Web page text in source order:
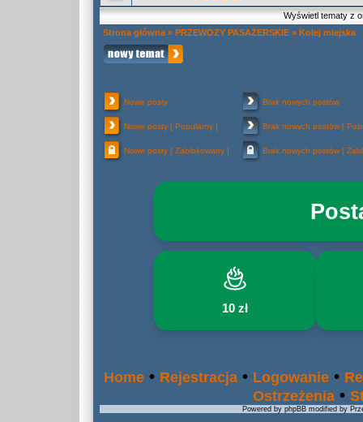
Wyświetl tematy z
Strona główna » PRZEWOZY PASAŻERSKIE » Kolej miejska
Nowe posty Brak nowych postów
Nowe posty [ Popularny ] Brak nowych postów [
Nowe posty [ Zablokowany ] Brak nowych postów [
10 zł
Home • Rejestracja • Logowanie •
Ostrzeżenia •
Powered by phpBB modified by